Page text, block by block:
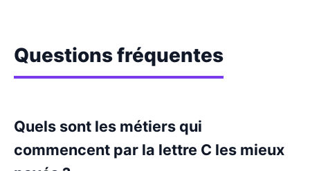
Questions fréquentes
Quels sont les métiers qui
commencent par la lettre C les mieux